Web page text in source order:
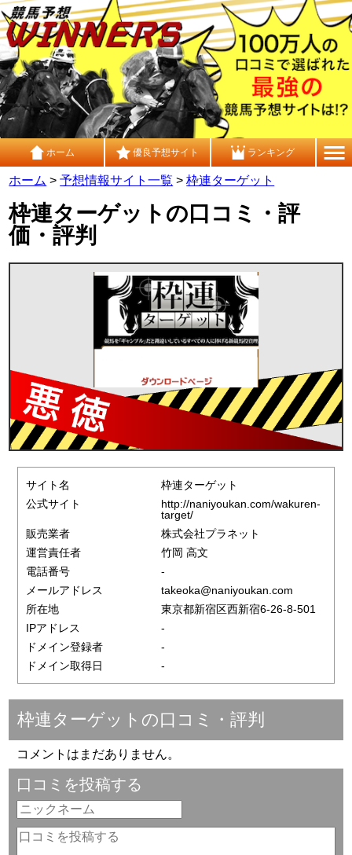
ホーム 優良予想サイト ランキング
ホーム >予想情報サイト一覧 >枠連ターゲット
枠連ターゲットの口コミ・評
価・評判
サイト名
枠連ターゲット
公式サイト
http://naniyoukan.com/wakuren-
target/
販売業者
株式会社プラネット
運営責任者
竹岡 高文
電話番号
-
メールアドレス
takeoka@naniyoukan.com
所在地
東京都新宿区西新宿6-26-8-501
IPアドレス
-
ドメイン登録者
-
ドメイン取得日
-
枠連ターゲットの口コミ・評判
コメントはまだありません。
口コミを投稿する